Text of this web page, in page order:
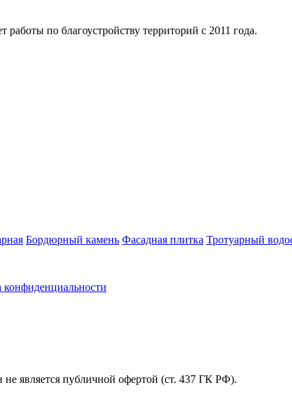
по благоустройству территорий с 2011 года.
Бордюрный камень Фасадная плитка Тротуарный
является публичной офертой (ст. 437 ГК РФ).